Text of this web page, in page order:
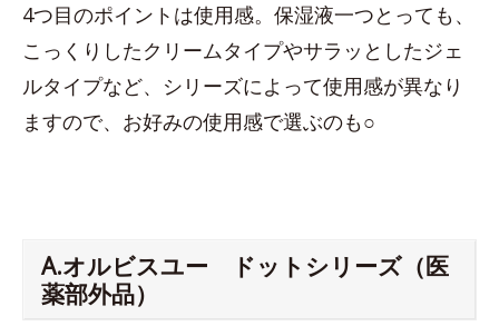
4つ目のポイントは使用感。保湿液一つとっても、
こっくりしたクリームタイプやサラッとしたジェ
ルタイプなど、シリーズによって使用感が異なり
ますので、お好みの使用感で選ぶのも○
A.オルビスユー ドットシリーズ（医
薬部外品）